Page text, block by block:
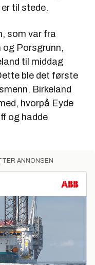
til stede.
som var fra
og Porsgrunn,
til middag
ble det første
Birkeland
hvorpå Eyde
og hadde
ANNONSEN